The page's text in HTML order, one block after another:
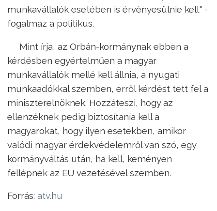
munkavállalók esetében is érvényesülnie kell" -
fogalmaz a politikus.
Mint írja, az Orbán-kormánynak ebben a
kérdésben egyértelműen a magyar
munkavállalók mellé kell állnia, a nyugati
munkaadókkal szemben, erről kérdést tett fel a
miniszterelnöknek. Hozzáteszi, hogy az
ellenzéknek pedig biztosítania kell a
magyarokat, hogy ilyen esetekben, amikor
valódi magyar érdekvédelemről van szó, egy
kormányváltás után, ha kell, keményen
fellépnek az EU vezetésével szemben.
Forrás: atv.hu